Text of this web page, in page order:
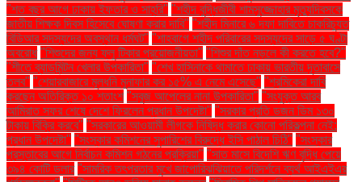
"শত বছর আগে ঢাকায় ইফতার ও সাহ্‌রি" "শহীদ বুদ্ধিজীবী শামসুজ্জোহার মৃত্যুদিবসকে
জাতীয় শিক্ষক দিবস হিসেবে ঘোষণা করার দাবি" "শহীদ মিনারে ৬ দফা দাবিতে চাকরিচ্যুত
বিডিআর সদস্যদের অবস্থান ধর্মঘট" "শাহবাগে শহীদ পরিবারের সদস্যদের সাড়ে ৫ ঘণ্টা
অবরোধ "শিশুদের জন্য ফ্লু টিকার প্রয়োজনীয়তা" "শিশুর দাঁত নড়লে কী করতে হবে?"
"শীতে ব্যাডমিন্টন খেলার উপকারিতা" "শেখ হাসিনাকে থামাতে ঢাকায় ভারতীয় দূতাবাসে
তলব" "শেয়ারবাজারে মূলধনি মুনাফার কর ১৫% এ নেমে এসেছে" "শ্রমিকেরা দাবি
করছেন অতিরিক্ত ১০ শতাংশ "সবুজ আপেলের নানা উপকারিতা" "সংযুক্ত আরব
আমিরাত সফর শেষে দেশে ফিরলেন প্রধান উপদেষ্টা" "সরকার প্রতি ডজন ডিম ১৩০
টাকায় বিক্রি করবে" "সরকারের আওয়ামী লীগকে নিষিদ্ধ করার কোনো পরিকল্পনা নেই:
প্রধান উপদেষ্টা" "সংস্কার কমিশনের সুপারিশের বিরুদ্ধে ইসি পাঠাল চিঠি" "সংস্কার
প্রস্তাবের আগে নির্বাচন কমিশন গঠনের প্রক্রিয়া" "সাত মাসে বিদেশি ঋণ বৃদ্ধি পেয়ে
৩৯৪ কোটি ডলার "সামরিক তৎপরতার মুখে জাপোরিঝঝিয়াতে পরিদর্শনে ব্যর্থ আইএইএর